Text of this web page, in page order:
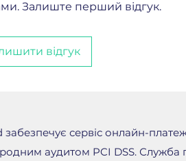
Залиште перший відгук.
відгук
сервіс онлайн-
аудитом PCI DSS. Служба